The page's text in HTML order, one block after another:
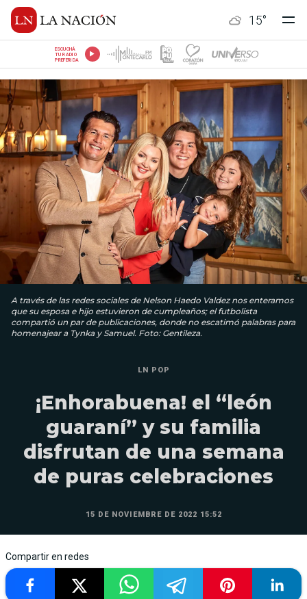
15°
ESCUCHÁ
TU RADIO
PREFERIDA
A través de las redes sociales de Nelson Haedo Valdez nos enteramos
que su esposa e hijo estuvieron de cumpleaños; el futbolista
compartió un par de publicaciones, donde no escatimó palabras para
homenajear a Tynka y Samuel. Foto: Gentileza.
LN POP
¡Enhorabuena! el “león
guaraní” y su familia
disfrutan de una semana
de puras celebraciones
15 DE NOVIEMBRE DE 2022 15:52
Compartir en redes